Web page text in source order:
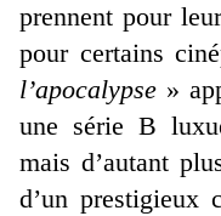
prennent pour
pour certains
l’apocalypse »
une série B
mais d’autant
d’un prestigieux